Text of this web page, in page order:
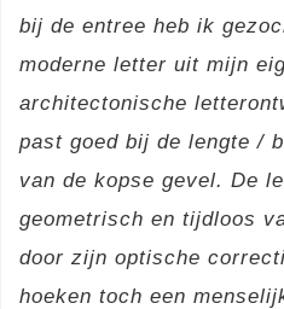
bij de entree heb ik
moderne letter uit mijn
architectonische
past goed bij de lengte /
van de kopse gevel. De
geometrisch en tijdloos
door zijn optische
hoeken toch een